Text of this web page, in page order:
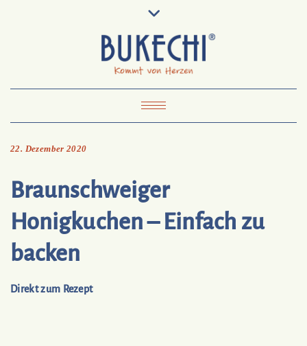
To
Bukechi
Impressum Datenschutz
Toggle Navigation
22. Dezember 2020
Braunschweiger
Honigkuchen – Einfach zu
backen
Direkt zum Rezept